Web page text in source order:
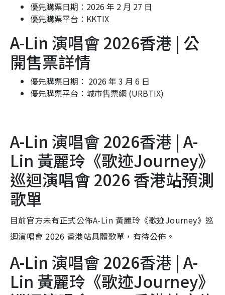
優先購票日期：2026 年 2 月 27 日
優先購票平台：KKTIX
A-Lin 演唱會 2026香港 | 公
開售票詳情
優先購票日期： 2026 年 3 月 6 日
優先購票平台：城市售票網 (URBTIX)
A-Lin 演唱會 2026香港 | A-
Lin 黃麗玲《歌迹Journey》
巡迴演唱會 2026 香港站預測
歌單
目前官方未有正式公佈A-Lin 黃麗玲《歌迹Journey》巡
迴演唱會 2026 香港站具體歌單，有待公佈。
A-Lin 演唱會 2026香港 | A-
Lin 黃麗玲《歌迹Journey》